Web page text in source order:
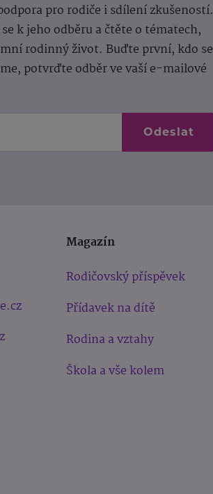
pro rodiče i sdílení zkušeností.
k jeho odběru a čtěte o tématech,
rodinný život. Buďte první, kdo se
potvrďte odběr ve vaší e-mailové
Odeslat
Magazín
Rodičovský příspěvek
Přídavek na dítě
Rodina a vztahy
Škola a vše kolem